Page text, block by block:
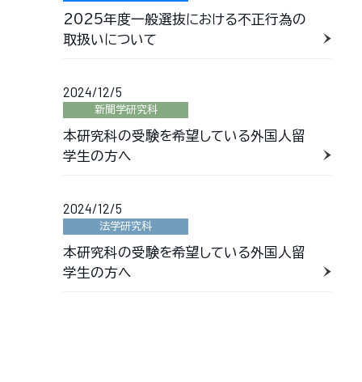
2025年度一般選抜における不正行為の
取扱いについて
2024/12/5
新聞学研究科
本研究科の受験を希望している外国人留
学生の方へ
2024/12/5
法学研究科
本研究科の受験を希望している外国人留
学生の方へ